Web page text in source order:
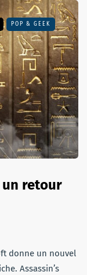
POP & GEEK
un retour
donne un nouvel
Assassin’s